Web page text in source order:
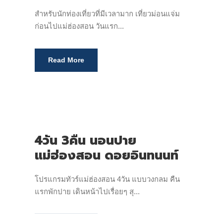
สำหรับนักท่องเที่ยวที่มีเวลามาก เที่ยวม่อนแจ่ม
ก่อนไปแม่ฮ่องสอน วันแรก...
Read More
4วัน 3คืน นอนปาย
แม่ฮ่องสอน ดอยอินทนนท์
โปรแกรมทัวร์แม่ฮ่องสอน 4วัน แบบวงกลม คืน
แรกพักปาย เดินหน้าไปเรื่อยๆ สุ...